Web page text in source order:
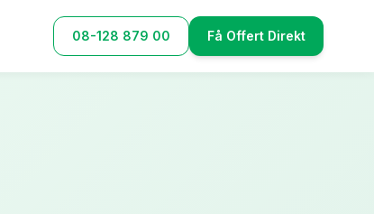
08-128 879 00 Få Offert Direkt